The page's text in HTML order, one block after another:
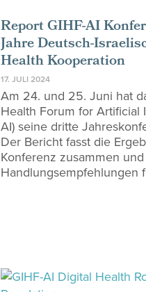
Report GIHF-AI
Jahre Deutsch-
Health Kooperation
17. JULI 2024
Am 24. und 25. Juni hat
Health Forum for Artificial
AI) seine dritte
Der Bericht fasst die
Konferenz zusammen
Handlungsempfehlungen